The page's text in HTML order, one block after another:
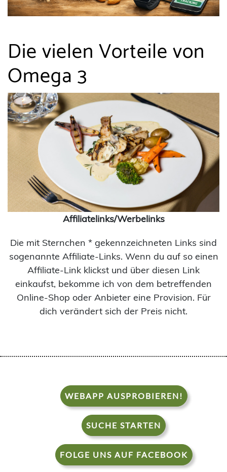
Die vielen Vorteile von
Omega 3
Affiliatelinks/Werbelinks
Die mit Sternchen * gekennzeichneten Links sind
sogenannte Affiliate-Links. Wenn du auf so einen
Affiliate-Link klickst und über diesen Link
einkaufst, bekomme ich von dem betreffenden
Online-Shop oder Anbieter eine Provision. Für
dich verändert sich der Preis nicht.
WEBAPP AUSPROBIEREN!
SUCHE STARTEN
FOLGE UNS AUF FACEBOOK